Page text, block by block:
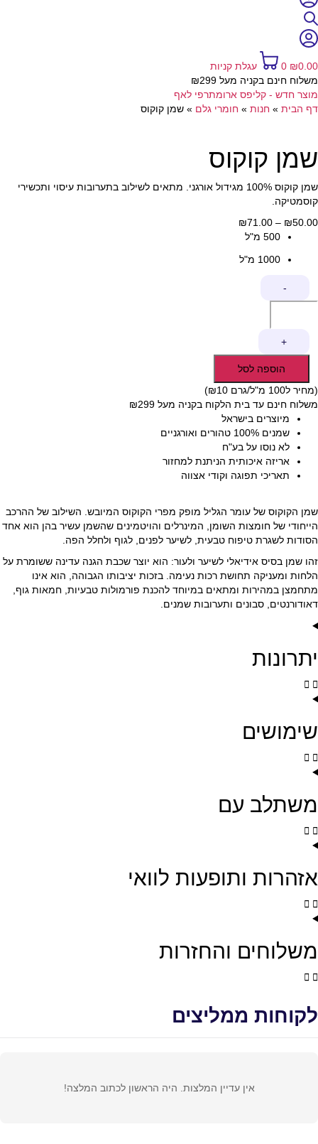
₪0.00
0
עגלת קניות
משלוח חינם בקניה מעל ₪299
מוצר חדש - קליפס ארומתרפי לאף
דף הבית » חנות » חומרי גלם » שמן קוקוס
שמן קוקוס
שמן קוקוס 100% מגידול אורגני. מתאים לשילוב בתערובות עיסוי ותכשירי
קוסמטיקה.
₪50.00
–
₪71.00
500 מ"ל
1000 מ"ל
-
+
הוספה לסל
(מחיר ל100 מ"ל/גרם ₪10)
משלוח חינם עד בית הלקוח בקניה מעל ₪299
מיוצרים בישראל
שמנים 100% טהורים ואורגניים
לא נוסו על בע"ח
אריזה איכותית הניתנת למחזור
תאריכי תפוגה וקודי אצווה
שמן הקוקוס של עומר הגליל מופק מפרי הקוקוס המיובש. השילוב של ההרכב
הייחודי של חומצות השומן, המינרלים והויטמינים שהשמן עשיר בהן הוא אחד
הסודות לשגרת טיפוח טבעית, לשיער לפנים, לגוף ולחלל הפה.
זהו שמן בסיס אידיאלי לשיער ולעור: הוא יוצר שכבת הגנה עדינה ששומרת על
הלחות ומעניקה תחושת רכות נעימה. בזכות יציבותו הגבוהה, הוא אינו
מתחמצן במהירות ומתאים במיוחד להכנת פורמולות טבעיות, חמאות גוף,
דאודורנטים, סבונים ותערובות שמנים.
יתרונות
שימושים
משתלב עם
אזהרות ותופעות לוואי
משלוחים והחזרות
לקוחות ממליצים
אין עדיין המלצות. היה הראשון לכתוב המלצה!